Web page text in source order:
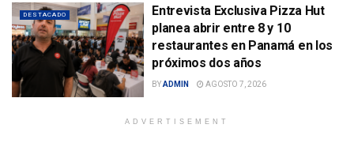
DESTACADO
Entrevista Exclusiva Pizza Hut
planea abrir entre 8 y 10
restaurantes en Panamá en los
próximos dos años
BYADMIN AGOSTO 7, 2026
ADVERTISEMENT